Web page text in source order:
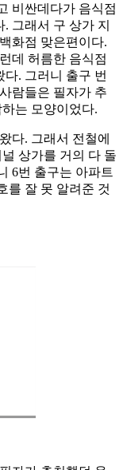
비싼데다가 음식점
그래서 구 상가 지
화점 맞은편이다.
데 허름한 음식점
. 그러니 출구 번
람들은 필자가 추
는 모양이었다.
다. 그래서 전철에
상가를 거의 다 돌
6번 출구는 아파트
를 잘 못 알려준 것